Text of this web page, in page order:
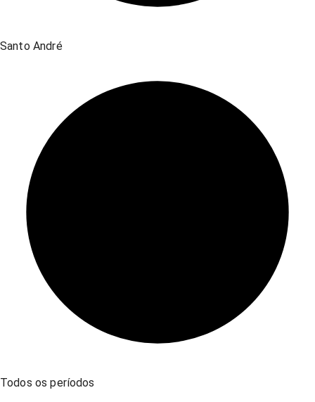
Santo André
Todos os períodos